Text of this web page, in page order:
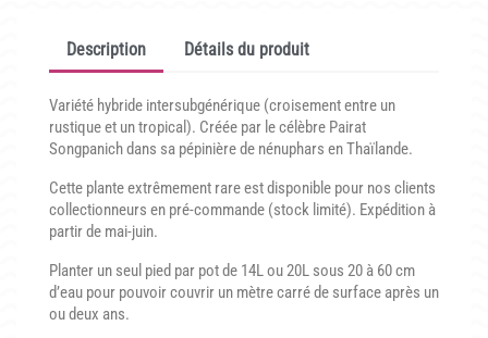
CONTACTDescription Détails du produit
Variété hybride intersubgénérique (croisement entre un
rustique et un tropical). Créée par le célèbre Pairat
Songpanich dans sa pépinière de nénuphars en Thaïlande.
Cette plante extrêmement rare est disponible pour nos clients
collectionneurs en pré-commande (stock limité). Expédition à
partir de mai-juin.
Planter un seul pied par pot de 14L ou 20L sous 20 à 60 cm
d’eau pour pouvoir couvrir un mètre carré de surface après un
ou deux ans.